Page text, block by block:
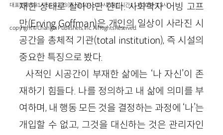
재한 상태로 살아야만 한다. 사회학자 어빙 고프
만(Erving Goffman)은 개인의 일상이 사라진 시
공간을 총체적 기관(total institution), 즉 시설의
중요한 특징으로 봤다.
사적인 시공간이 부재한 삶에는 ‘나 자신’이 존
재하기 힘들다. 나를 정의하고 내 삶에 의미를 부
여하며, 내 행동 모든 것을 결정하는 과정에 ‘나’는
개입할 수 없고, 그것을 대신하는 것은 관리자인
대표전화 : 031-955-3333(월~금 10시~17시), 점심시간 11시 30분~13시
copyright © Changbi Publishers, inc. All Rights Reserved.